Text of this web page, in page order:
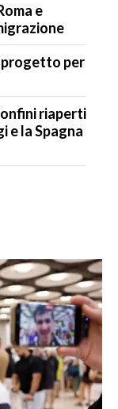
e
progetto per
riaperti
e la Spagna